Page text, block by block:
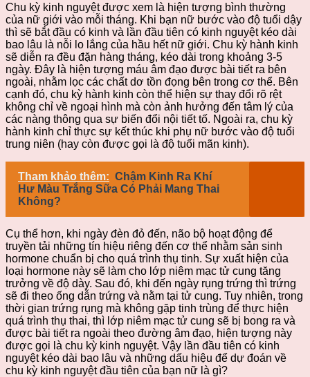
Chu kỳ kinh nguyệt được xem là hiện tượng bình thường
của nữ giới vào mỗi tháng. Khi bạn nữ bước vào độ tuổi dậy
thì sẽ bắt đầu có kinh và lần đầu tiên có kinh nguyệt kéo dài
bao lâu là nỗi lo lắng của hầu hết nữ giới. Chu kỳ hành kinh
sẽ diễn ra đều đặn hàng tháng, kéo dài trong khoảng 3-5
ngày. Đây là hiện tượng máu âm đạo được bài tiết ra bên
ngoài, nhằm lọc các chất dơ tồn đọng bên trong cơ thể. Bên
cạnh đó, chu kỳ hành kinh còn thể hiện sự thay đổi rõ rệt
không chỉ về ngoại hình mà còn ảnh hưởng đến tâm lý của
các nàng thông qua sự biến đổi nội tiết tố. Ngoài ra, chu kỳ
hành kinh chỉ thực sự kết thúc khi phụ nữ bước vào độ tuổi
trung niên (hay còn được gọi là độ tuổi mãn kinh).
Tham khảo thêm: Chậm Kinh Ra Khí
Hư Màu Trắng Sữa Có Phải Mang Thai
Không?
Cụ thể hơn, khi ngày đèn đỏ đến, não bộ hoạt động để
truyền tải những tín hiệu riêng đến cơ thể nhằm sản sinh
hormone chuẩn bị cho quá trình thụ tinh. Sự xuất hiện của
loại hormone này sẽ làm cho lớp niêm mạc tử cung tăng
trưởng về độ dày. Sau đó, khi đến ngày rụng trứng thì trứng
sẽ đi theo ống dẫn trứng và nằm tại tử cung. Tuy nhiên, trong
thời gian trứng rụng mà không gặp tinh trùng để thực hiện
quá trình thụ thai, thì lớp niêm mạc tử cung sẽ bị bong ra và
được bài tiết ra ngoài theo đường âm đạo, hiện tượng này
được gọi là chu kỳ kinh nguyệt. Vậy lần đầu tiên có kinh
nguyệt kéo dài bao lâu và những dấu hiệu để dự đoán về
chu kỳ kinh nguyệt đầu tiên của bạn nữ là gì?